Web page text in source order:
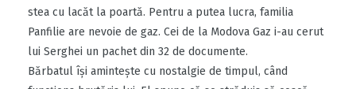
stea cu lacăt la poartă. Pentru a putea lucra, familia
Panfilie are nevoie de gaz. Cei de la Modova Gaz i-au cerut
lui Serghei un pachet din 32 de documente.
Bărbatul îşi aminteşte cu nostalgie de timpul, când